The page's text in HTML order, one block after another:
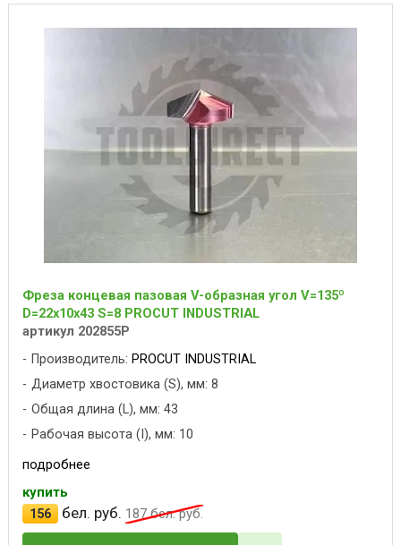
Фреза концевая пазовая V-образная угол V=135º
D=22х10x43 S=8 PROCUT INDUSTRIAL
артикул 202855P
Производитель: PROCUT INDUSTRIAL
Диаметр хвостовика (S), мм: 8
Общая длина (L), мм: 43
Рабочая высота (I), мм: 10
подробнее
купить
156
бел. руб. 187бел. руб.